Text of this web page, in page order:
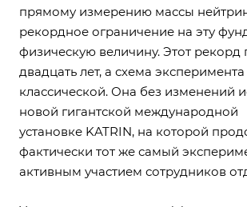
прямому измерению массы
рекордное ограничение на эту
физическую величину. Этот рекорд
двадцать лет, а схема эксперимента
классической. Она без изменений
новой гигантской международной
установке KATRIN, на которой
фактически тот же самый
активным участием сотрудников